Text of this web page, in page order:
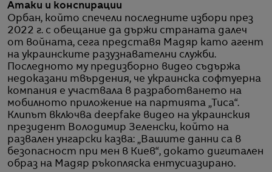
Атаки и конспирации
Орбан, който спечели последните избори през
2022 г. с обещание да държи страната далеч
от войната, сега представя Мадяр като агент
на украинските разузнавателни служби.
Последното му предизборно видео съдържа
недоказани твърдения, че украинска софтуерна
компания е участвала в разработването на
мобилното приложение на партията „Тиса“.
Клипът включва deepfake видео на украинския
президент Володимир Зеленски, който на
развален унгарски казва: „Вашите данни са в
безопасност при мен в Киев“, докато дигитален
образ на Мадяр ръкопляска ентусиазирано.